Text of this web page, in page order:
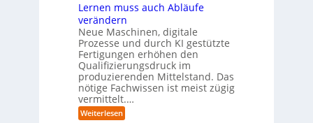
m
ö
g
l
i
c
h
e
n
o
m
w
a
r
e
-
G
e
f
a
h
r
t
e
h
r
l
i
c
h
e
r
(
u
n
d
Lernen muss auch Abläufe
verändern
Neue Maschinen, digitale
Prozesse und durch KI gestützte
Fertigungen erhöhen den
Qualifizierungsdruck im
produzierenden Mittelstand. Das
nötige Fachwissen ist meist zügig
vermittelt.…
Weiterlesen: